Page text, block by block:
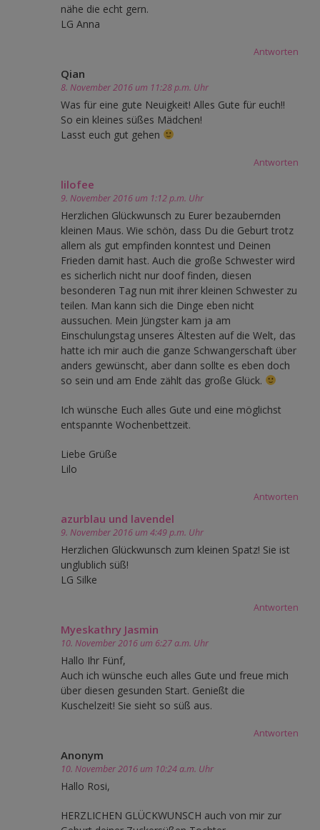
nähe die echt gern.
LG Anna
Antworten
Qian
8. November 2016 um 11:28 p.m. Uhr
Was für eine gute Neuigkeit! Alles Gute für euch!!
So ein kleines süßes Mädchen!
Lasst euch gut gehen
Antworten
lilofee
9. November 2016 um 1:12 p.m. Uhr
Herzlichen Glückwunsch zu Eurer bezaubernden
kleinen Maus. Wie schön, dass Du die Geburt trotz
allem als gut empfinden konntest und Deinen
Frieden damit hast. Auch die große Schwester wird
es sicherlich nicht nur doof finden, diesen
besonderen Tag nun mit ihrer kleinen Schwester zu
teilen. Man kann sich die Dinge eben nicht
aussuchen. Mein Jüngster kam ja am
Einschulungstag unseres Ältesten auf die Welt, das
hatte ich mir auch die ganze Schwangerschaft über
anders gewünscht, aber dann sollte es eben doch
so sein und am Ende zählt das große Glück.
Ich wünsche Euch alles Gute und eine möglichst
entspannte Wochenbettzeit.
Liebe Grüße
Lilo
Antworten
azurblau und lavendel
9. November 2016 um 4:49 p.m. Uhr
Herzlichen Glückwunsch zum kleinen Spatz! Sie ist
unglublich süß!
LG Silke
Antworten
Myeskathry Jasmin
10. November 2016 um 6:27 a.m. Uhr
Hallo Ihr Fünf,
Auch ich wünsche euch alles Gute und freue mich
über diesen gesunden Start. Genießt die
Kuschelzeit! Sie sieht so süß aus.
Antworten
Anonym
10. November 2016 um 10:24 a.m. Uhr
Hallo Rosi,
HERZLICHEN GLÜCKWUNSCH auch von mir zur